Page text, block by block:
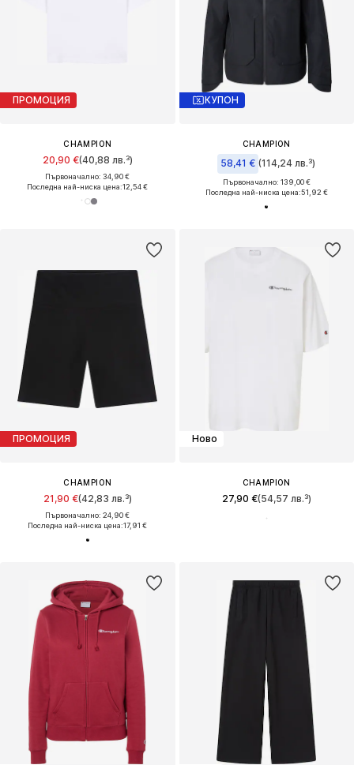
ПРОМОЦИЯ
CHAMPION
20,90 €(40,88 лв.³)
Първоначално: 34,90 €
Последна най-ниска цена:12,54 €
КУПОН
CHAMPION
58,41 € (114,24 лв.³)
Първоначално: 139,00 €
Последна най-ниска цена:51,92 €
ПРОМОЦИЯ
CHAMPION
21,90 €(42,83 лв.³)
Първоначално: 24,90 €
Последна най-ниска цена:17,91 €
Ново
CHAMPION
27,90 €(54,57 лв.³)